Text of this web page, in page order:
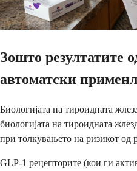
Зошто резултатите
автоматски
Биологијата на тироидната
биологијата на тироидната
при толкувањето на ризикот од
GLP-1 рецепторите (кои ги